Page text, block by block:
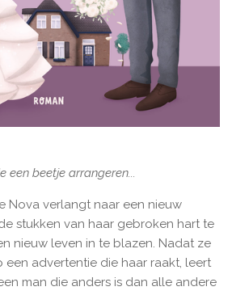
een beetje arrangeren...
Nova verlangt naar een nieuw
stukken van haar gebroken hart te
nieuw leven in te blazen. Nadat ze
advertentie die haar raakt, leert
man die anders is dan alle andere